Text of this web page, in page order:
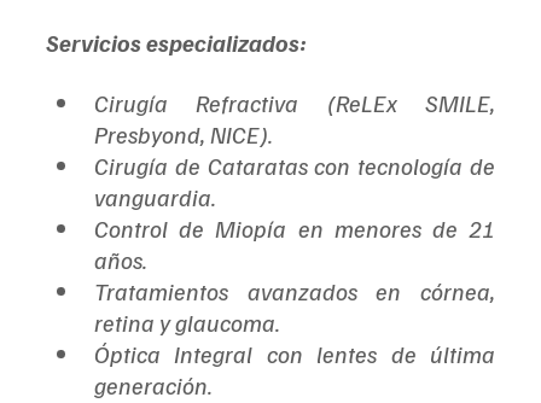
Servicios especializados:
Cirugía Refractiva (ReLEx SMILE,
Presbyond, NICE).
Cirugía de Cataratas con tecnología de
vanguardia.
Control de Miopía en menores de 21
años.
Tratamientos avanzados en córnea,
retina y glaucoma.
Óptica Integral con lentes de última
generación.